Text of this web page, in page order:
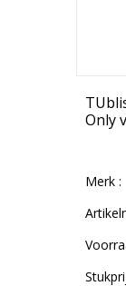
Only
Merk :